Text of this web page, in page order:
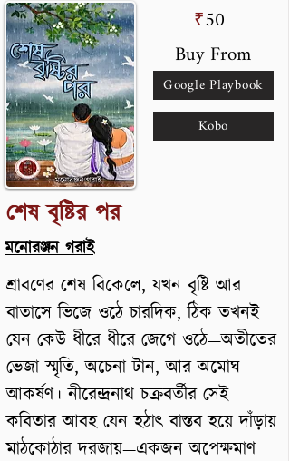
₹50
Buy From
Google Playbook
Kobo
শেষ বৃষ্টির পর
মনোরঞ্জন গরাই
শ্রাবণের শেষ বিকেলে, যখন বৃষ্টি আর
বাতাসে ভিজে ওঠে চারদিক, ঠিক তখনই
যেন কেউ ধীরে ধীরে জেগে ওঠে—অতীতের
ভেজা স্মৃতি, অচেনা টান, আর অমোঘ
আকর্ষণ। নীরেন্দ্রনাথ চক্রবর্তীর সেই
কবিতার আবহ যেন হঠাৎ বাস্তব হয়ে দাঁড়ায়
মাঠকোঠার দরজায়—একজন অপেক্ষমাণ